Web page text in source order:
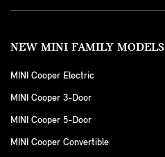
NEW MINI FAMILY MODELS
MINI Cooper Electric
MINI Cooper 3-Door
MINI Cooper 5-Door
MINI Cooper Convertible